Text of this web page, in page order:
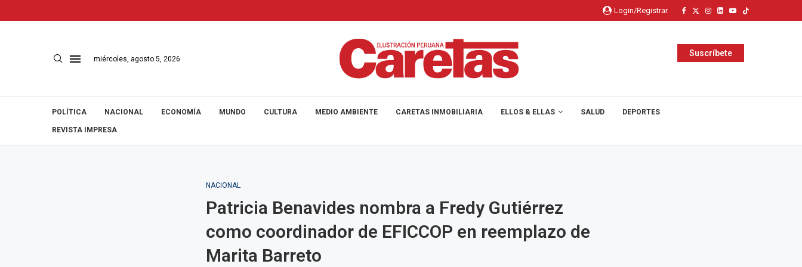
Login/Registrar
miércoles, agosto 5, 2026
Suscríbete
POLÍTICA NACIONAL ECONOMÍA MUNDO CULTURA MEDIO AMBIENTE CARETAS INMOBILIARIA ELLOS & ELLAS SALUD DEPORTES
REVISTA IMPRESA
NACIONAL
Patricia Benavides nombra a Fredy Gutiérrez
como coordinador de EFICCOP en reemplazo de
Marita Barreto